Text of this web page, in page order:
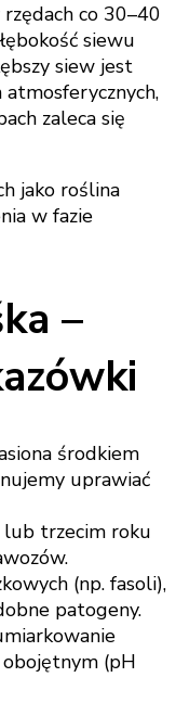
co 30–40
siewu
siew jest
atmosferycznych,
zaleca się
jako roślina
w fazie
–
środkiem
uprawiać
trzecim roku
(np. fasoli),
patogeny.
(pH